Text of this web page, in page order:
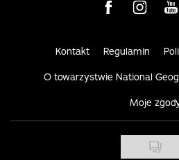
Visit us onVisit us on
Kontakt Regulamin
O towarzystwie National
Moje